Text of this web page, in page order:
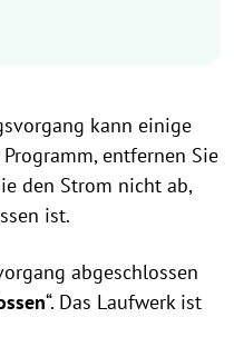
kann einige
entfernen Sie
den Strom nicht ab,
ist.
abgeschlossen
“. Das Laufwerk ist